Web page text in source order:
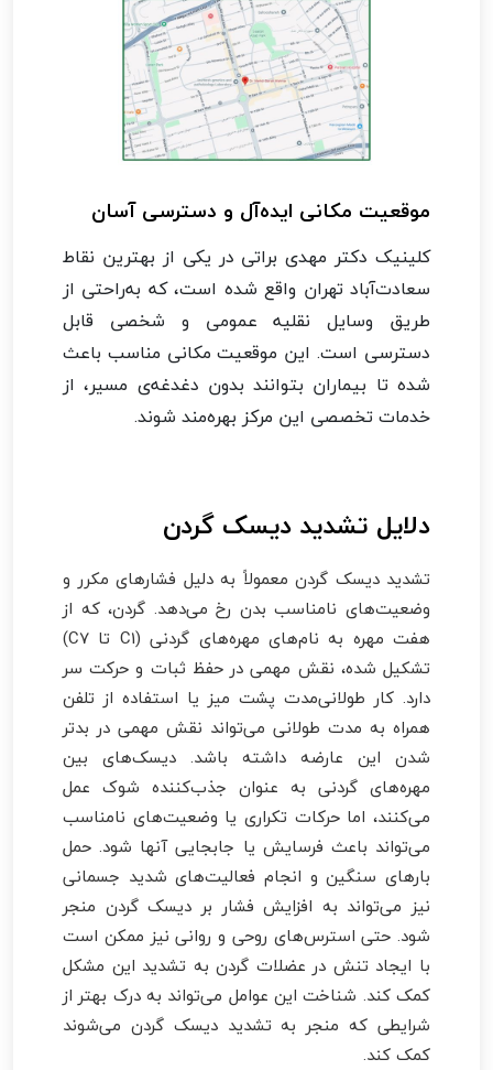
موقعیت مکانی ایده‌آل و دسترسی آسان
کلینیک دکتر مهدی براتی در یکی از بهترین نقاط
سعادت‌آباد تهران واقع شده است، که به‌راحتی از
طریق وسایل نقلیه عمومی و شخصی قابل
دسترسی است. این موقعیت مکانی مناسب باعث
شده تا بیماران بتوانند بدون دغدغه‌ی مسیر، از
خدمات تخصصی این مرکز بهره‌مند شوند.
دلایل تشدید دیسک گردن
تشدید دیسک گردن معمولاً به دلیل فشارهای مکرر و
وضعیت‌های نامناسب بدن رخ می‌دهد. گردن، که از
هفت مهره به نام‌های مهره‌های گردنی (C1 تا C7)
تشکیل شده، نقش مهمی در حفظ ثبات و حرکت سر
دارد. کار طولانی‌مدت پشت میز یا استفاده از تلفن
همراه به مدت طولانی می‌تواند نقش مهمی در بدتر
شدن این عارضه داشته باشد. دیسک‌های بین
مهره‌های گردنی به عنوان جذب‌کننده شوک عمل
می‌کنند، اما حرکات تکراری یا وضعیت‌های نامناسب
می‌تواند باعث فرسایش یا جابجایی آنها شود. حمل
بارهای سنگین و انجام فعالیت‌های شدید جسمانی
نیز می‌تواند به افزایش فشار بر دیسک گردن منجر
شود. حتی استرس‌های روحی و روانی نیز ممکن است
با ایجاد تنش در عضلات گردن به تشدید این مشکل
کمک کند. شناخت این عوامل می‌تواند به درک بهتر از
شرایطی که منجر به تشدید دیسک گردن می‌شوند
کمک کند.